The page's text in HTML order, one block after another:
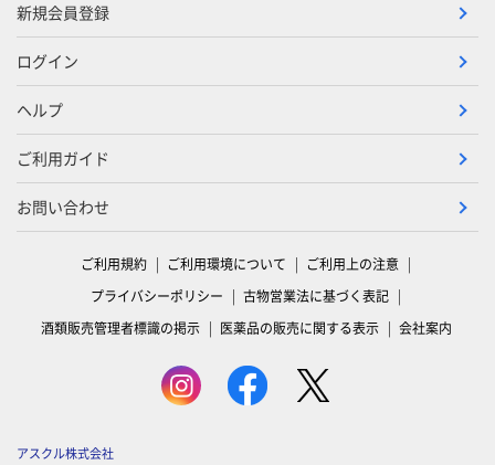
新規会員登録
ログイン
ヘルプ
ご利用ガイド
お問い合わせ
ご利用規約 ご利用環境について
ご利用上の注意
プライバシーポリシー
古物営業法に基づく表記
酒類販売管理者標識の掲示
医薬品の販売に関する表示 会社案内
アスクル株式会社